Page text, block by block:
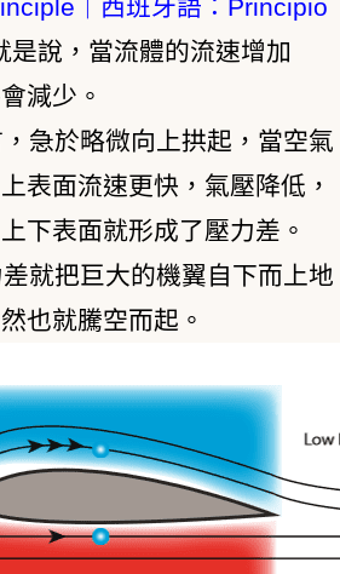
｜西班牙語：Principio
是說，當流體的流速增加
減少。
急於略微向上拱起，當空氣
表面流速更快，氣壓降低，
下表面就形成了壓力差。
就把巨大的機翼自下而上地
也就騰空而起。